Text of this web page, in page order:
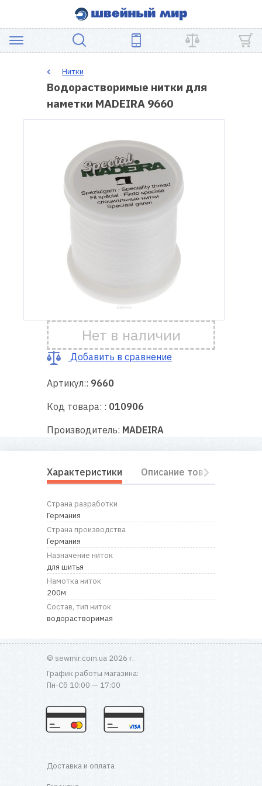
ШВЕЙНОЕ
ОБОРУДОВАНИЕ
Гарантия
Ремонт
швейной
Полезные
советы
Контакты
нас
Нитки
Водорастворимые нитки для
наметки MADEIRA 9660
Нет в наличии
Добавить в сравнение
Артикул:: 9660
Код товара: : 010906
Производитель: MADEIRA
Характеристики Описание товара
Страна разработки
Германия
Страна производства
Германия
Назначение ниток
для шитья
Намотка ниток
200м
Состав, тип ниток
водорастворимая
© sewmir.com.ua 2026 г.
График работы магазина:
Пн-Сб 10:00 — 17:00
Доставка и оплата